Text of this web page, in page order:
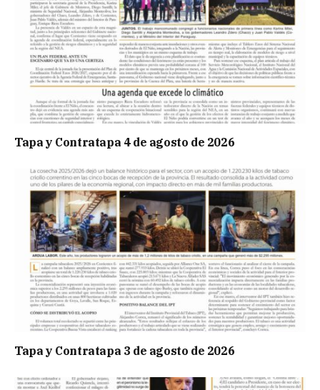
Tapa y Contratapa 4 de agosto de 2026
Tapa y Contratapa 3 de agosto de 2026